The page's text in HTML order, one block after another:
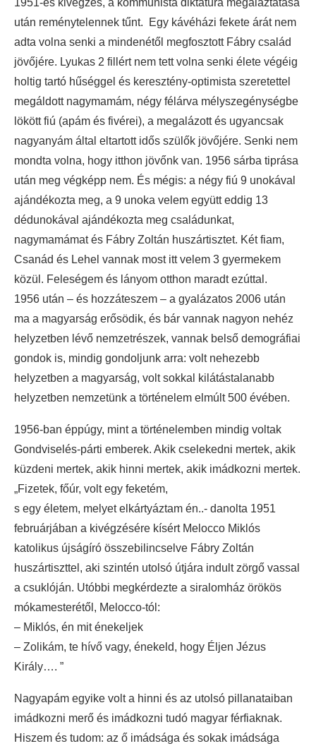
1951-es kivégzés, a kommunista diktatúra megaláztatása
után reménytelennek tűnt. Egy kávéházi fekete árát nem
adta volna senki a mindenétől megfosztott Fábry család
jövőjére. Lyukas 2 fillért nem tett volna senki élete végéig
holtig tartó hűséggel és keresztény-optimista szeretettel
megáldott nagymamám, négy félárva mélyszegénységbe
lökött fiú (apám és fivérei), a megalázott és ugyancsak
nagyanyám által eltartott idős szülők jövőjére. Senki nem
mondta volna, hogy itthon jövőnk van. 1956 sárba tiprása
után meg végképp nem. És mégis: a négy fiú 9 unokával
ajándékozta meg, a 9 unoka velem együtt eddig 13
dédunokával ajándékozta meg családunkat,
nagymamámat és Fábry Zoltán huszártisztet. Két fiam,
Csanád és Lehel vannak most itt velem 3 gyermekem
közül. Feleségem és lányom otthon maradt ezúttal.
1956 után – és hozzáteszem – a gyalázatos 2006 után
ma a magyarság erősödik, és bár vannak nagyon nehéz
helyzetben lévő nemzetrészek, vannak belső demográfiai
gondok is, mindig gondoljunk arra: volt nehezebb
helyzetben a magyarság, volt sokkal kilátástalanabb
helyzetben nemzetünk a történelem elmúlt 500 évében.
1956-ban éppúgy, mint a történelemben mindig voltak
Gondviselés-párti emberek. Akik cselekedni mertek, akik
küzdeni mertek, akik hinni mertek, akik imádkozni mertek.
„Fizetek, főúr, volt egy feketém,
s egy életem, melyet elkártyáztam én..- danolta 1951
februárjában a kivégzésére kísért Melocco Miklós
katolikus újságíró összebilincselve Fábry Zoltán
huszártiszttel, aki szintén utolsó útjára indult zörgő vassal
a csuklóján. Utóbbi megkérdezte a siralomház örökös
mókamesterétől, Melocco-tól:
– Miklós, én mit énekeljek
– Zolikám, te hívő vagy, énekeld, hogy Éljen Jézus
Király…. ”
Nagyapám egyike volt a hinni és az utolsó pillanataiban
imádkozni merő és imádkozni tudó magyar férfiaknak.
Hiszem és tudom: az ő imádsága és sokak imádsága